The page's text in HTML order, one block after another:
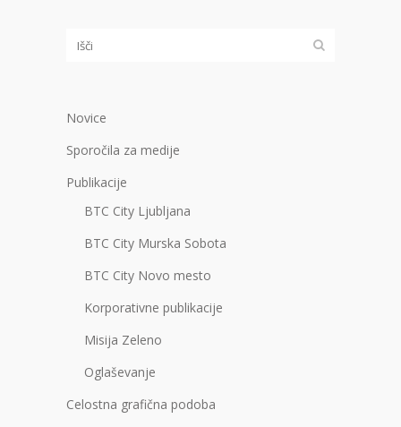
Novice
Sporočila za medije
Publikacije
BTC City Ljubljana
BTC City Murska Sobota
BTC City Novo mesto
Korporativne publikacije
Misija Zeleno
Oglaševanje
Celostna grafična podoba